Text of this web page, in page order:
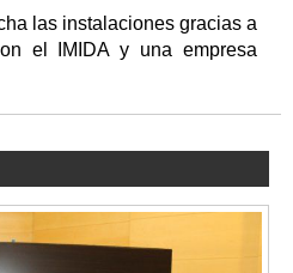
las instalaciones gracias a
el IMIDA y una empresa